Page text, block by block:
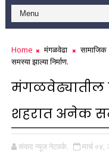
Home मंगळवेढा सामाजिक
समस्या झाल्या निर्माण.
मंगळवेढ्यातील
शहरात अनेक
संवाद न्यूज नेटवर्क. मार्च ०४,